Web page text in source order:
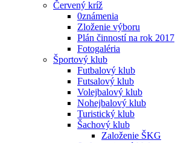
Červený kríž
0známenia
Zloženie výboru
Plán činností na rok 2017
Fotogaléria
Športový klub
Futbalový klub
Futsalový klub
Volejbalový klub
Nohejbalový klub
Turistický klub
Šachový klub
Založenie ŠKG